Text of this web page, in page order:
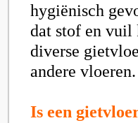
hygiënisch
dat stof en vuil
diverse
andere vloeren.
Is een